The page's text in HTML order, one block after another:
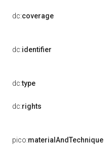
dc:coverage
dc:identifier
dc:type
dc:rights
pico:materialAndTechnique